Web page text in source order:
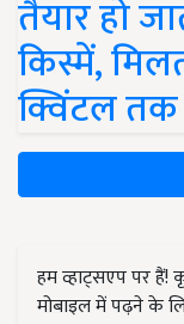
तैयार हो
किस्में,
क्विंटल तक
हम व्हाट्सएप पर
मोबाइल में पढ़ने के